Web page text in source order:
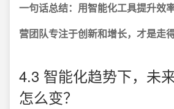
一句话总结：用智能化工具提升效
营团队专注于创新和增长，才是走
4.3 智能化趋势下，未
怎么变？